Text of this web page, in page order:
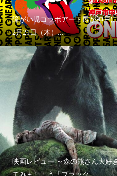
障がい児コラボアート展が神戸
2月21日（木）...
映画レビュー ～森の熊さん大好